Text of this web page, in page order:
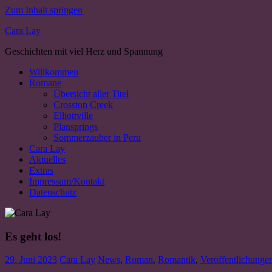
Zum Inhalt springen
Cara Lay
Geschichten mit viel Herz und Spannung
Willkommen
Romane
Übersicht aller Titel
Crosston Creek
Elliottville
Plansprings
Sommerzauber in Peru
Cara Lay
Aktuelles
Extras
Impressum/Kontakt
Datenschutz
Es geht los!
29. Juni 2023 Cara Lay News, Roman, Romantik,